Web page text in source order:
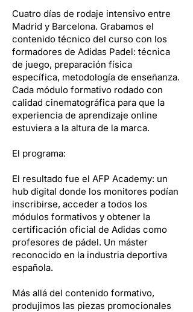
Cuatro días de rodaje intensivo entre
Madrid y Barcelona. Grabamos el
contenido técnico del curso con los
formadores de Adidas Padel: técnica
de juego, preparación física
específica, metodología de enseñanza.
Cada módulo formativo rodado con
calidad cinematográfica para que la
experiencia de aprendizaje online
estuviera a la altura de la marca.
El programa:
El resultado fue el AFP Academy: un
hub digital donde los monitores podían
inscribirse, acceder a todos los
módulos formativos y obtener la
certificación oficial de Adidas como
profesores de pádel. Un máster
reconocido en la industria deportiva
española.
Más allá del contenido formativo,
produjimos las piezas promocionales